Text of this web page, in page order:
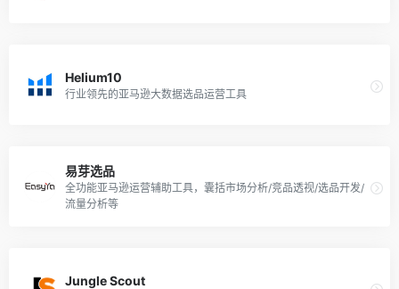
Helium10
行业领先的亚马逊大数据选品运营工具
易芽选品
全功能亚马逊运营辅助工具，囊括市场分析/竞品透视/选品开发/
流量分析等
Jungle Scout